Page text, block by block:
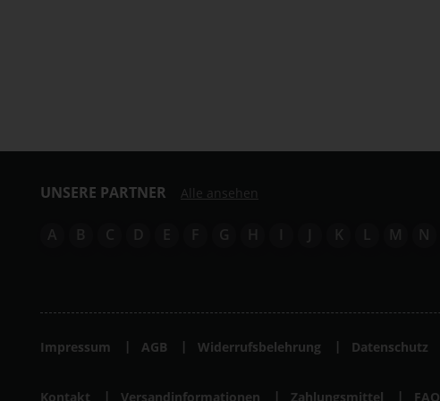
UNSERE PARTNER Alle ansehen
A B C D E F G H I J K L M N
Impressum AGB Widerrufsbelehrung Datenschutz
Kontakt Versandinformationen Zahlungsmittel FAQ